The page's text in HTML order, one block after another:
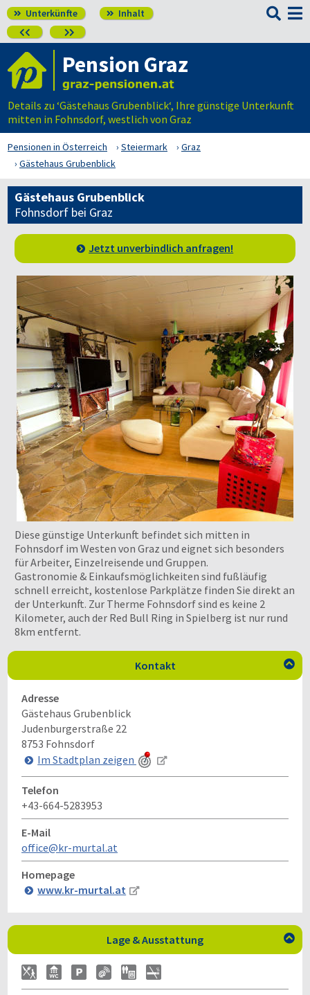
 Unterkünfte  Inhalt
 

Pension Graz
Details zu ‘Gästehaus Grubenblick‘, Ihre günstige Unterkunft
mitten in Fohnsdorf, westlich von Graz
Pensionen in Österreich Steiermark
Graz
Gästehaus Grubenblick
Gästehaus Grubenblick
Fohnsdorf bei Graz
Jetzt unverbindlich anfragen!
Diese günstige Unterkunft befindet sich mitten in
Fohnsdorf im Westen von Graz und eignet sich besonders
für Arbeiter, Einzelreisende und Gruppen.
Gastronomie & Einkaufsmöglichkeiten sind fußläufig
schnell erreicht, kostenlose Parkplätze finden Sie direkt an
der Unterkunft. Zur Therme Fohnsdorf sind es keine 2
Kilometer, auch der Red Bull Ring in Spielberg ist nur rund
8km entfernt.
Kontakt 
Adresse
Gästehaus Grubenblick
Judenburgerstraße 22
8753 Fohnsdorf
Im Stadtplan zeigen
Telefon
+43-664-5283953
E-Mail
office@kr-murtal.at
Homepage
www.kr-murtal.at
Lage & Ausstattung 